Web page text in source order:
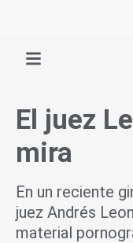
El juez
mira
En un reciente
juez Andrés
material